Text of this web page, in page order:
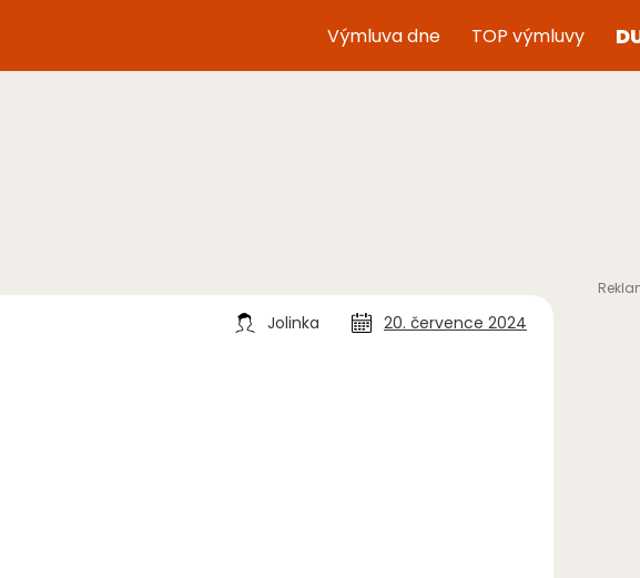
Výmluva dne TOP výmluvy
Jolinka 20. července 2024